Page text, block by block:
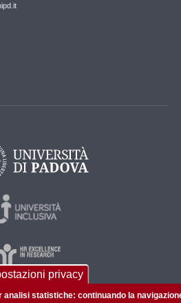
privacy
analisi statistiche: continuando la